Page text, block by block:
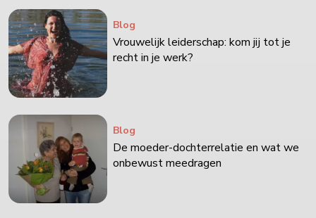
Blog
Vrouwelijk leiderschap: kom jij tot je
recht in je werk?
Blog
De moeder-dochterrelatie en wat we
onbewust meedragen